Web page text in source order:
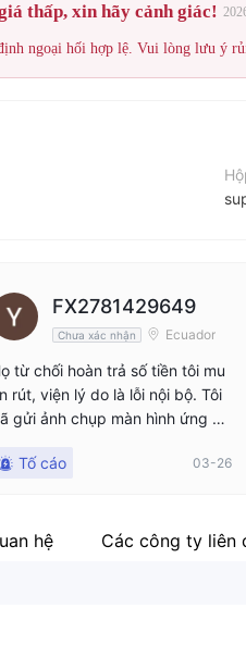
thấp, xin hãy cảnh giác!
ngoại hối hợp lệ. Vui lòng lưu ý
FX2781429649
Chưa xác nhận Ecuador
từ chối hoàn trả số tiền tôi mu
rút, viện lý do là lỗi nội bộ. Tôi
gửi ảnh chụp màn hình ứng dụ
ứng dụng và tài liệu của tôi đ
Tố cáo 03-26
hệ Các công ty liên